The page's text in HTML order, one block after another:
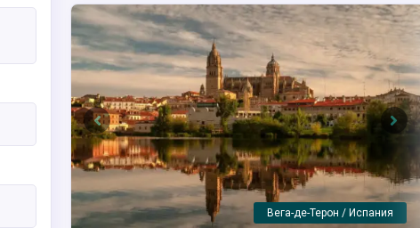
Барса д'Альва / Португалия
Previous Next